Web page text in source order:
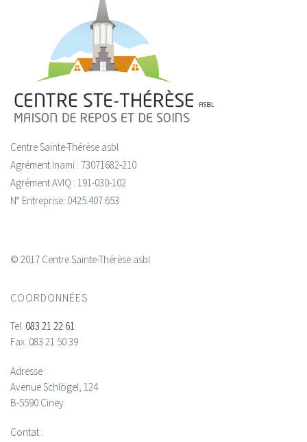
Centre Sainte-Thérèse asbl
Agrément Inami : 73071682-210
Agrément AVIQ : 191-030-102
N° Entreprise: 0425.407.653
© 2017 Centre Sainte-Thérèse asbl
COORDONNÉES
Tel. 083 21 22 61
Fax. 083 21 50 39
Adresse :
Avenue Schlögel, 124
B-5590 Ciney
Contat :